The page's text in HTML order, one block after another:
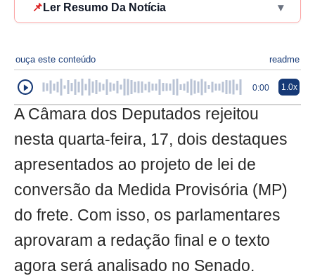
📌 Ler Resumo Da Notícia ▾
ouça este conteúdo readme
0:00 1.0x
A Câmara dos Deputados rejeitou
nesta quarta-feira, 17, dois destaques
apresentados ao projeto de lei de
conversão da Medida Provisória (MP)
do frete. Com isso, os parlamentares
aprovaram a redação final e o texto
agora será analisado no Senado.